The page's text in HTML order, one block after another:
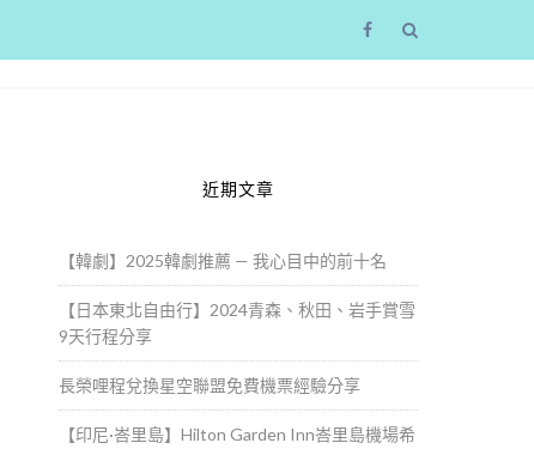
近期文章
【韓劇】2025韓劇推薦 — 我心目中的前十名
【日本東北自由行】2024青森、秋田、岩手賞雪
9天行程分享
長榮哩程兌換星空聯盟免費機票經驗分享
【印尼·峇里島】Hilton Garden Inn峇里島機場希